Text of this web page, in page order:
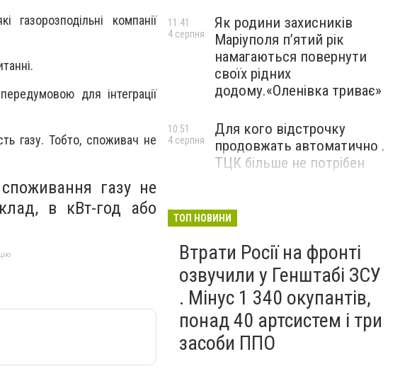
компанії
для інтеграції
газу. Тобто, споживач не
газу не
в кВт-год або
Як родини захисників
Маріуполя пʼятий рік
намагаються повернути
своїх рідних
додому.«Оленівка триває»
11:41
4 серпня
Для кого відстрочку
продовжать автоматично .
ТЦК більше не потрібен
10:51
4 серпня
ТОП НОВИНИ
Втрати Росії на фронті
озвучили у Генштабі ЗСУ
. Мінус 1 340 окупантів,
понад 40 артсистем і три
засоби ППО